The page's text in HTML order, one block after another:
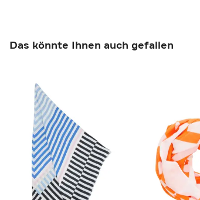
Das könnte Ihnen auch gefallen